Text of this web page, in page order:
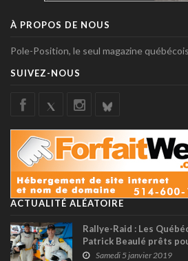
À PROPOS DE NOUS
Pole-Position, le seul magazine
SUIVEZ-NOUS
ACTUALITÉ ALÉATOIRE
Rallye-Raid : Les
Patrick Beaulé prêts
2019Samedi 5 janvier 2019